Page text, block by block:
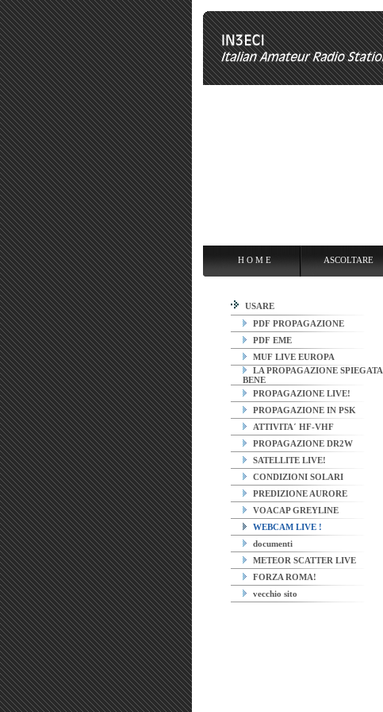
USARE
PDF PROPAGAZIONE
PDF EME
MUF LIVE EUROPA
LA PROPAGAZIONE SPIEGATA
BENE
PROPAGAZIONE LIVE!
PROPAGAZIONE IN PSK
ATTIVITA´ HF-VHF
PROPAGAZIONE DR2W
SATELLITE LIVE!
CONDIZIONI SOLARI
PREDIZIONE AURORE
VOACAP GREYLINE
WEBCAM LIVE !
documenti
METEOR SCATTER LIVE
FORZA ROMA!
vecchio sito
H O M E ASCOLTARE